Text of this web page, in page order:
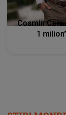
Cosmin
1